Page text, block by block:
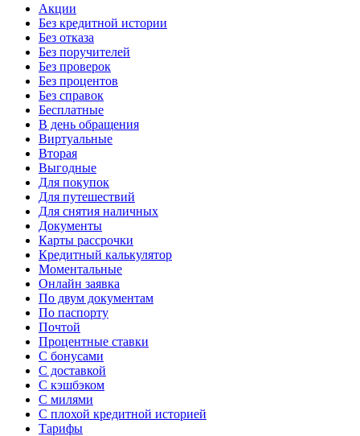
Акции
Без кредитной истории
Без отказа
Без поручителей
Без проверок
Без процентов
Без справок
Бесплатные
В день обращения
Виртуальные
Вторая
Выгодные
Для покупок
Для путешествий
Для снятия наличных
Документы
Карты рассрочки
Кредитный калькулятор
Моментальные
Онлайн заявка
По двум документам
По паспорту
Почтой
Процентные ставки
С бонусами
С доставкой
С кэшбэком
С милями
С плохой кредитной историей
Тарифы